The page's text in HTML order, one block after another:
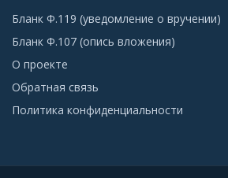
Бланк Ф.119 (уведомление о вручении)
Бланк Ф.107 (опись вложения)
О проекте
Обратная связь
Политика конфиденциальности